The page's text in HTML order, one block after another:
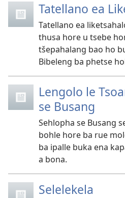
Tatellano ea
Tatellano ea
thusa hore u tsebe
tšepahalang bao ho
Bibeleng ba phetse
Lengolo le
se Busang
Sehlopha se Busang
bohle hore ba rue
ba ipalle buka ena
a bona.
Selelekela